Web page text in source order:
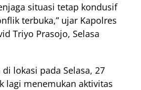
situasi tetap kondusif
terbuka,” ujar Kapolres
Triyo Prasojo, Selasa
lokasi pada Selasa, 27
lagi menemukan aktivitas